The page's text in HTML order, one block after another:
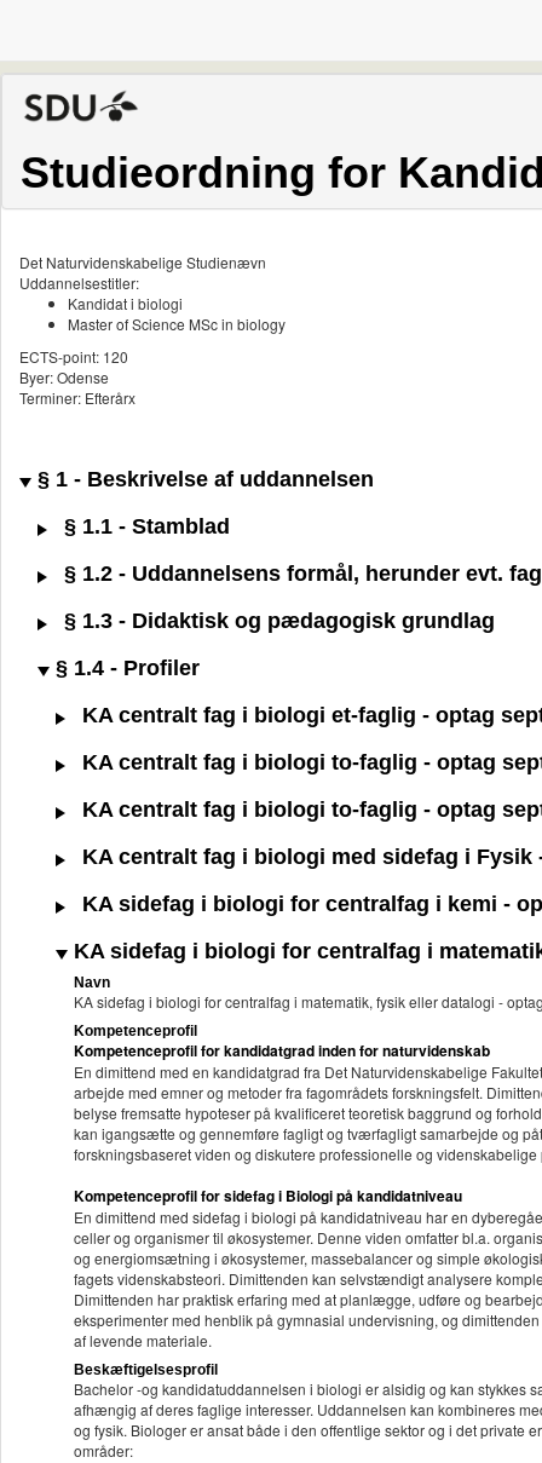
Studieordning for
Det Naturvidenskabelige Studienævn
Uddannelsestitler:
Kandidat i biologi
Master of Science MSc in biology
ECTS-point: 120
Byer: Odense
Terminer: Efterårx
§ 1 - Beskrivelse af uddannelsen
§ 1.1 - Stamblad
§ 1.2 - Uddannelsens formål, herunder evt.
§ 1.3 - Didaktisk og pædagogisk grundlag
§ 1.4 - Profiler
KA centralt fag i biologi et-faglig - optag
KA centralt fag i biologi to-faglig - optag
KA centralt fag i biologi to-faglig - optag
KA centralt fag i biologi med sidefag i Fysik
KA sidefag i biologi for centralfag i kemi -
KA sidefag i biologi for centralfag i
Navn
KA sidefag i biologi for centralfag i matematik, fysik eller datalogi -
Kompetenceprofil
Kompetenceprofil for kandidatgrad inden for naturvidenskab
En dimittend med en kandidatgrad fra Det Naturvidenskabelige
arbejde med emner og metoder fra fagområdets forskningsfelt.
belyse fremsatte hypoteser på kvalificeret teoretisk baggrund og
kan igangsætte og gennemføre fagligt og tværfagligt samarbejde og
forskningsbaseret viden og diskutere professionelle og
Kompetenceprofil for sidefag i Biologi på kandidatniveau
En dimittend med sidefag i biologi på kandidatniveau har en
celler og organismer til økosystemer. Denne viden omfatter bl.a.
og energiomsætning i økosystemer, massebalancer og simple
fagets videnskabsteori. Dimittenden kan selvstændigt analysere
Dimittenden har praktisk erfaring med at planlægge, udføre og
eksperimenter med henblik på gymnasial undervisning, og
af levende materiale.
Beskæftigelsesprofil
Bachelor -og kandidatuddannelsen i biologi er alsidig og kan stykkes
afhængig af deres faglige interesser. Uddannelsen kan kombineres
og fysik. Biologer er ansat både i den offentlige sektor og i det
områder: